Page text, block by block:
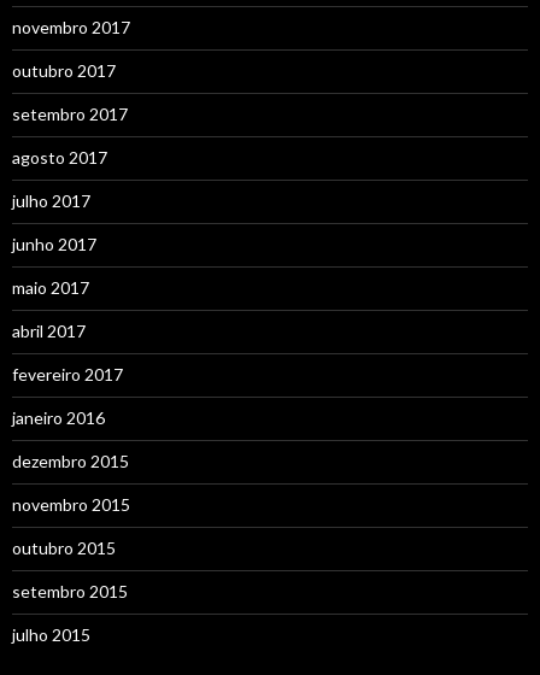
novembro 2017
outubro 2017
setembro 2017
agosto 2017
julho 2017
junho 2017
maio 2017
abril 2017
fevereiro 2017
janeiro 2016
dezembro 2015
novembro 2015
outubro 2015
setembro 2015
julho 2015